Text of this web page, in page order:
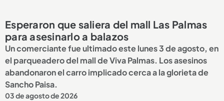
Esperaron que saliera del mall Las Palmas
para asesinarlo a balazos
Un comerciante fue ultimado este lunes 3 de agosto, en
el parqueadero del mall de Viva Palmas. Los asesinos
abandonaron el carro implicado cerca a la glorieta de
Sancho Paisa.
03 de agosto de 2026